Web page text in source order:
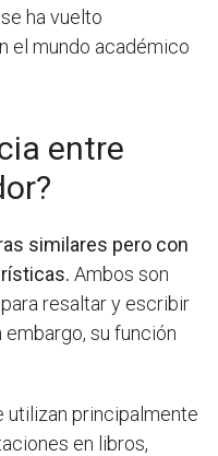
ha vuelto
el mundo académico
entre
similares pero con
Ambos son
resaltar y escribir
su función
utilizan principalmente
en libros,